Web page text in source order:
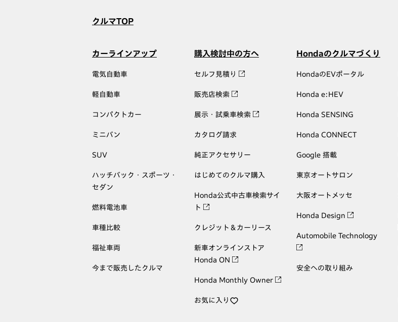
クルマTOP
カーラインアップ
電気自動車
軽自動車
コンパクトカー
ミニバン
SUV
ハッチバック・スポーツ・
セダン
燃料電池車
車種比較
福祉車両
今まで販売したクルマ
購入検討中の方へ
セルフ見積り
販売店検索
展示・試乗車検索
カタログ請求
純正アクセサリー
はじめてのクルマ購入
Honda公式中古車検索サイ
ト
クレジット＆カーリース
新車オンラインストア
Honda ON
Honda Monthly Owner
お気に入り
Hondaのクルマづくり
HondaのEVポータル
Honda e:HEV
Honda SENSING
Honda CONNECT
Google 搭載
東京オートサロン
大阪オートメッセ
Honda Design
Automobile Technology
安全への取り組み